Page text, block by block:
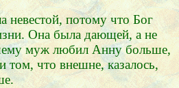
потому что Бог
Она была дающей, а не
муж любил Анну больше,
том, что внешне, казалось,